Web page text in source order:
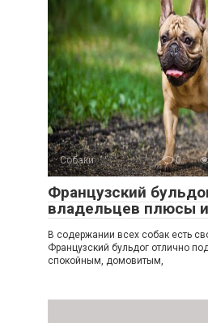
Собаки 0
Французский
владельцев плюсы
В содержании всех собак есть
Французский бульдог отлично
спокойным, домовитым,